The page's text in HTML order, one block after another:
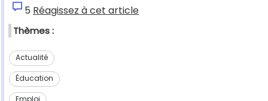
5 Réagissez à cet article
Thèmes :
Actualité
Éducation
Emploi